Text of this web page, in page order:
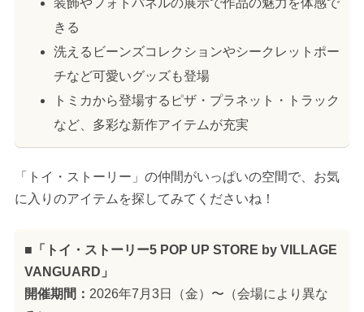
きる
洗えるビーンズコレクションやシークレットポー
チなど可愛いグッズも登場
トミカから登場するピザ・プラネット・トラック
など、多彩な新作アイテムが充実
「トイ・ストーリー」の仲間がいっぱいの空間で、お気
に入りのアイテムを探してみてくださいね！
■「トイ・ストーリー5 POP UP STORE by VILLAGE
VANGUARD」
開催期間： 2026年7月3日（金）〜（会場により異な